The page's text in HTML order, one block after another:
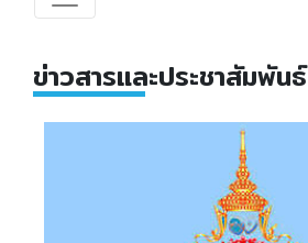
ข่าวสารและประชาสัมพันธ์